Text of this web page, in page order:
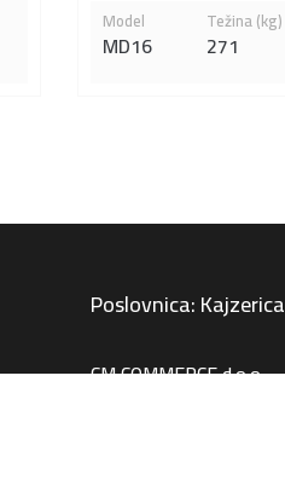
Model
MD16
Težina (kg)
271
Poslovnica: Kajzerica
CM COMMERCE d.o.o.